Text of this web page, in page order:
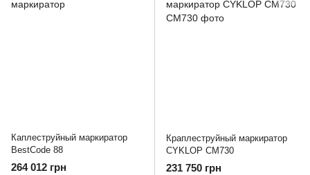
Каплеструйный маркиратор
BestCode 88
264 012 грн
Краплеструйный маркиратор
CYKLOP CM730
231 750 грн